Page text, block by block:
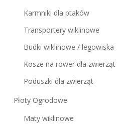
Karmniki dla ptaków
Transportery wiklinowe
Budki wiklinowe / legowiska
Kosze na rower dla zwierząt
Poduszki dla zwierząt
Płoty Ogrodowe
Maty wiklinowe